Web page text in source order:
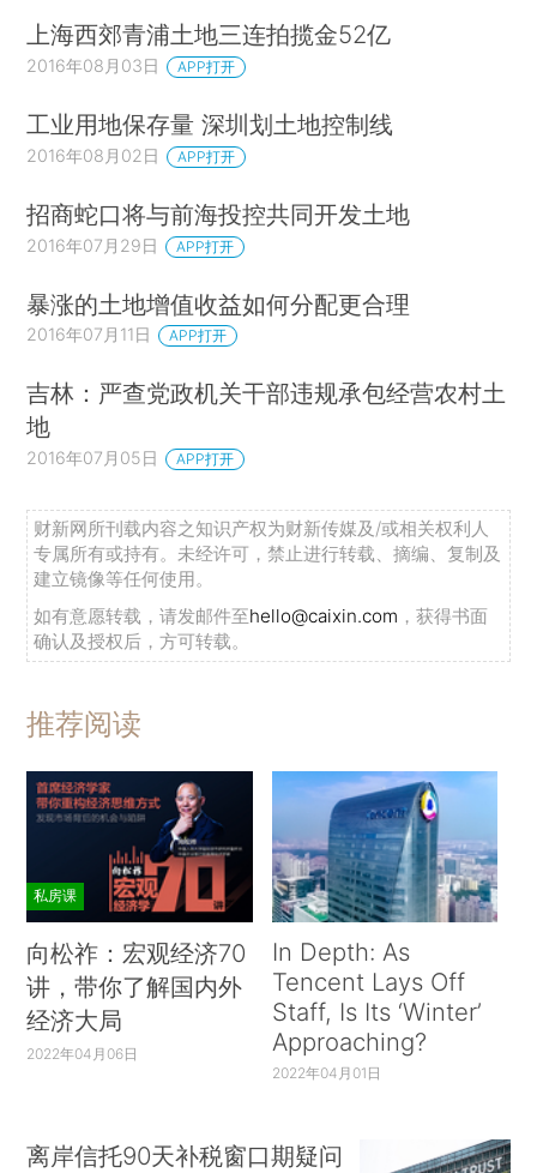
上海西郊青浦土地三连拍揽金52亿
2016年08月03日 APP打开
工业用地保存量 深圳划土地控制线
2016年08月02日 APP打开
招商蛇口将与前海投控共同开发土地
2016年07月29日 APP打开
暴涨的土地增值收益如何分配更合理
2016年07月11日 APP打开
吉林：严查党政机关干部违规承包经营农村土
地
2016年07月05日 APP打开
财新网所刊载内容之知识产权为财新传媒及/或相关权利人
专属所有或持有。未经许可，禁止进行转载、摘编、复制及
建立镜像等任何使用。
如有意愿转载，请发邮件至hello@caixin.com ，获得书面
确认及授权后，方可转载。
推荐阅读
私房课
向松祚：宏观经济70
讲，带你了解国内外
经济大局
2022年04月06日
In Depth: As
Tencent Lays Off
Staff, Is Its ‘Winter’
Approaching?
2022年04月01日
离岸信托90天补税窗口期疑问